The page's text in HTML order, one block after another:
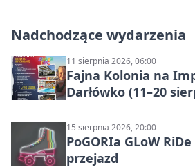
Nadchodzące wydarzenia
11 sierpnia 2026, 06:00
Fajna Kolonia na
Darłówko (11–20
15 sierpnia 2026, 20:00
PoGORIa GLoW
przejazd